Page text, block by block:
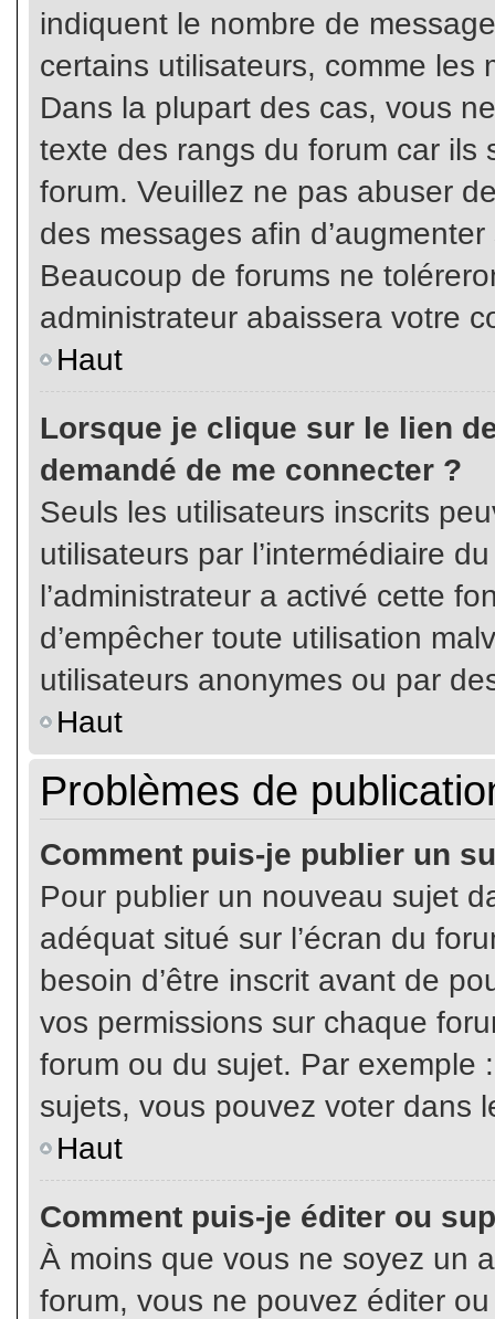
indiquent le nombre de
certains utilisateurs, comme les
Dans la plupart des cas, vous
texte des rangs du forum car ils
forum. Veuillez ne pas abuser
des messages afin
Beaucoup de forums ne
administrateur abaissera votre
Haut
Lorsque je clique sur le lien
demandé de me connecter ?
Seuls les utilisateurs inscrits
utilisateurs par l’intermédiaire
l’administrateur a activé cette
d’empêcher toute utilisation
utilisateurs anonymes ou par
Haut
Problèmes de
Comment puis-je publier un
Pour publier un nouveau sujet
adéquat situé sur l’écran du
besoin d’être inscrit avant de
vos permissions sur chaque
forum ou du sujet. Par exemple
sujets, vous pouvez voter dans
Haut
Comment puis-je éditer ou
À moins que vous ne soyez un
forum, vous ne pouvez éditer